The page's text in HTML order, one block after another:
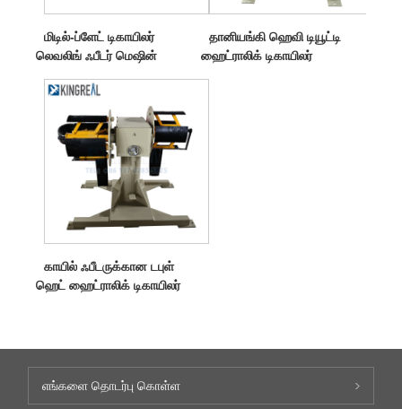
மிடில்-ப்ளேட் டிகாயிலர்
லெவலிங் ஃபீடர் மெஷின்
தானியங்கி ஹெவி டியூட்டி
ஹைட்ராலிக் டிகாயிலர்
காயில் ஃபீடருக்கான டபுள்
ஹெட் ஹைட்ராலிக் டிகாயிலர்
எங்களை தொடர்பு கொள்ள